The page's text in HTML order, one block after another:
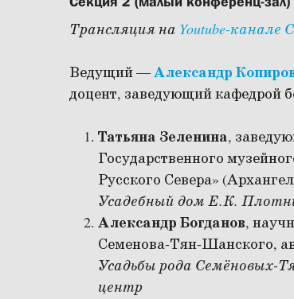
Трансляция на Youtube-канале
Ведущий —Александр
доцент, заведующий кафедрой
Татьяна Зеленина,
Государственного
Русского Севера»
Усадебный дом Е.К.
Александр Богданов,
Семенова-Тян-Шанского,
Усадьбы рода Семёновых-
центр